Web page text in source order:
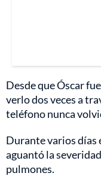
Desde que Óscar
verlo dos veces a
teléfono nunca
Durante varios días
aguantó la
pulmones.